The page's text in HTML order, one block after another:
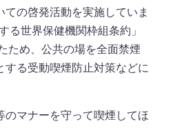
の啓発活動を実施していま
る世界保健機関枠組条約」
ため、公共の場を全面禁煙
る受動喫煙防止対策などに
マナーを守って喫煙してほ